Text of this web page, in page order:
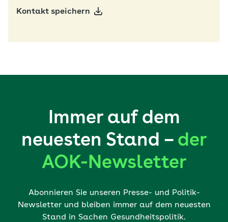
Kontakt speichern
Immer auf dem
neuesten Stand – der
AOK-Newsletter
Abonnieren Sie unseren Presse- und Politik-
Newsletter und bleiben immer auf dem neuesten
Stand in Sachen Gesundheitspolitik.